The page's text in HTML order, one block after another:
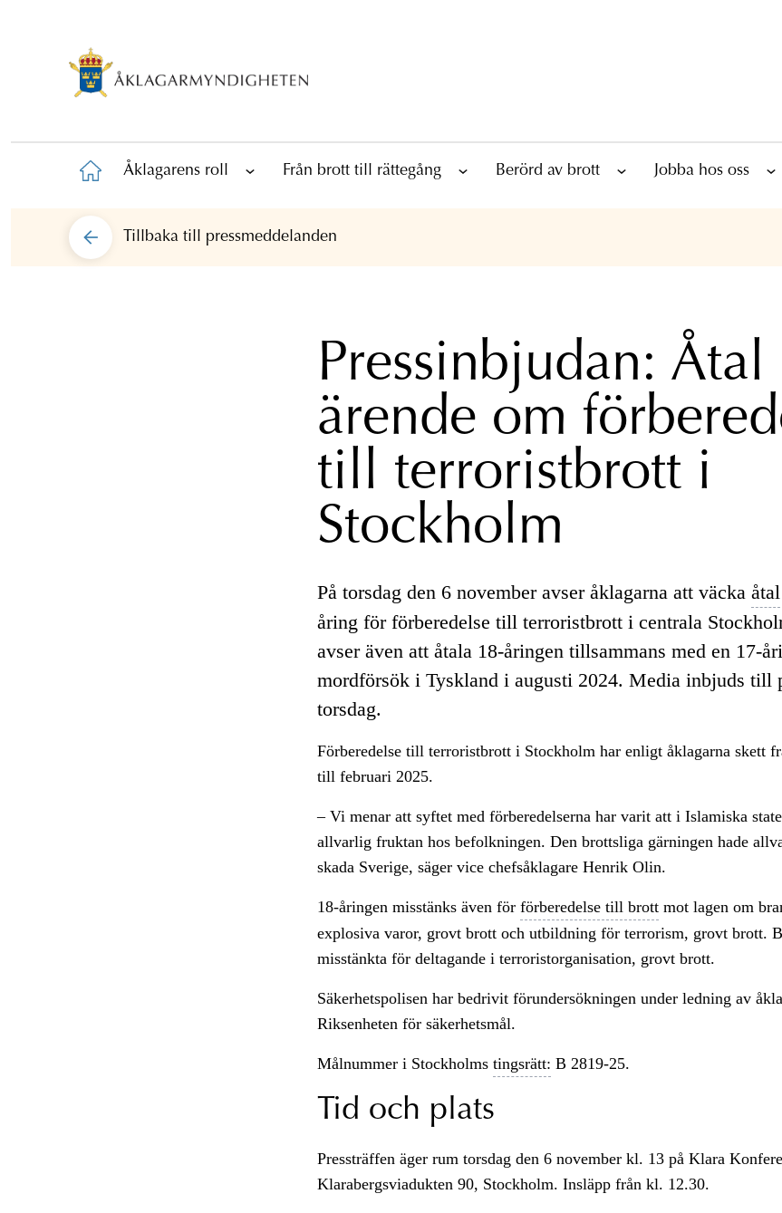
Åklagarens roll Från brott till rättegång Berörd av brott Jobba hos oss
Tillbaka till pressmeddelanden
Pressinbjudan: Åtal
ärende om
till terroristbrott i
Stockholm
På torsdag den 6 november avser åklagarna att väcka åtal
åring för förberedelse till terroristbrott i centrala
avser även att åtala 18-åringen tillsammans med en 17-
mordförsök i Tyskland i augusti 2024. Media inbjuds till
torsdag.
Förberedelse till terroristbrott i Stockholm har enligt åklagarna skett
till februari 2025.
– Vi menar att syftet med förberedelserna har varit att i Islamiska
allvarlig fruktan hos befolkningen. Den brottsliga gärningen hade
skada Sverige, säger vice chefsåklagare Henrik Olin.
18-åringen misstänks även för förberedelse till brottmot lagen om
explosiva varor, grovt brott och utbildning för terrorism, grovt brott.
misstänkta för deltagande i terroristorganisation, grovt brott.
Säkerhetspolisen har bedrivit förundersökningen under ledning av
Riksenheten för säkerhetsmål.
Målnummer i Stockholms tingsrätt: B 2819-25.
Tid och plats
Pressträffen äger rum torsdag den 6 november kl. 13 på Klara
Klarabergsviadukten 90, Stockholm. Insläpp från kl. 12.30.